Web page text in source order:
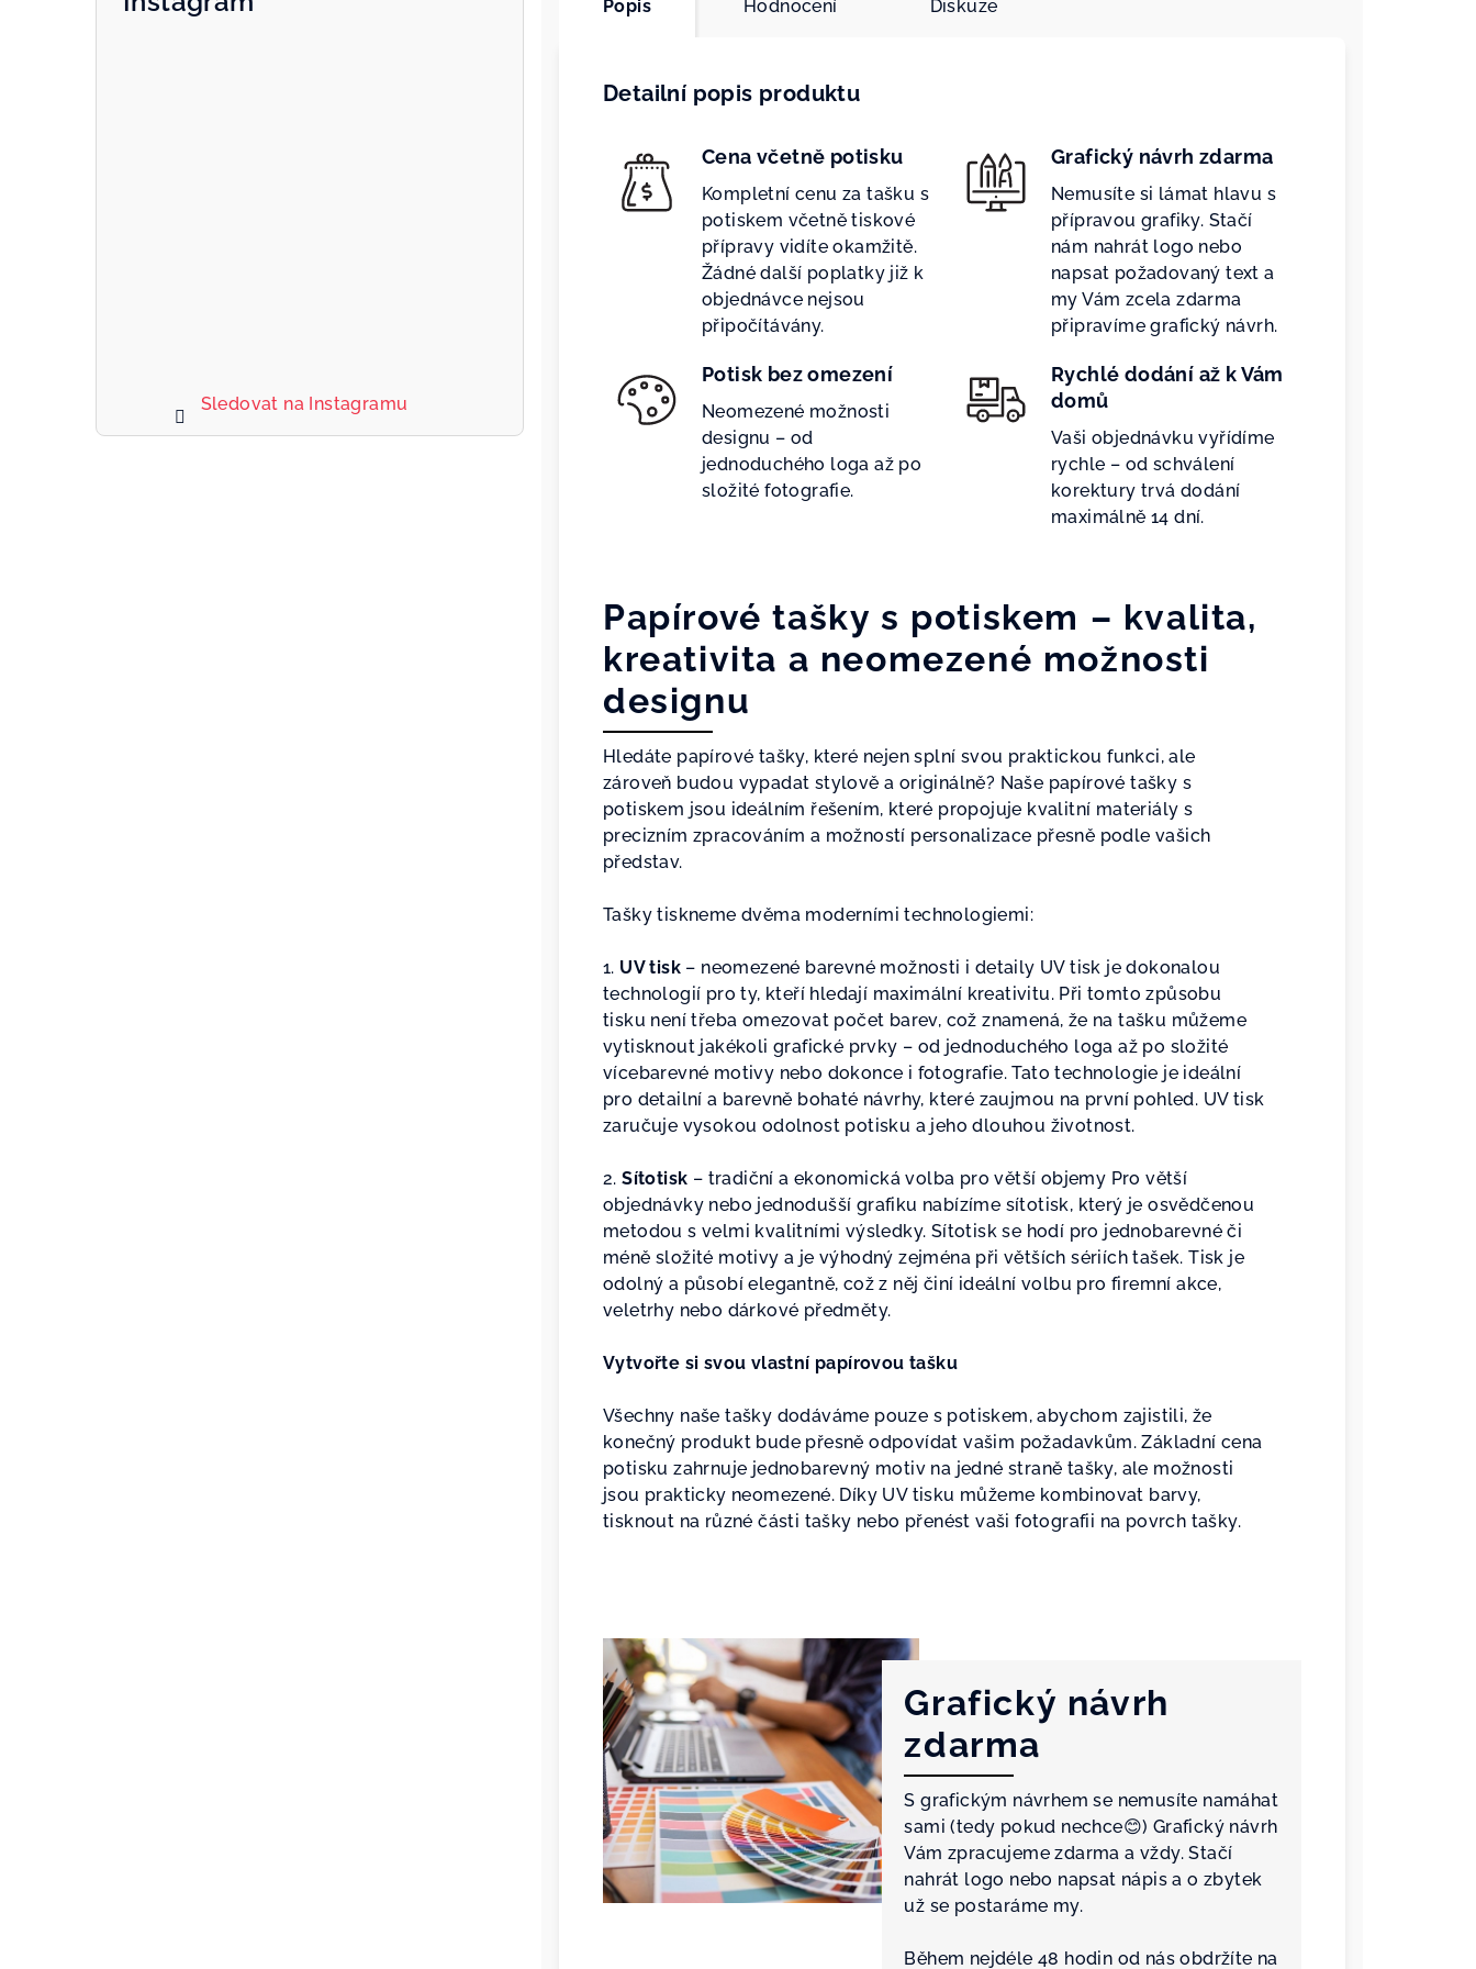
Sledovat na Instagramu
Popis Hodnocení Diskuze
Detailní popis produktu
Cena včetně potisku
Kompletní cenu za tašku s
potiskem včetně tiskové
přípravy vidíte okamžitě.
Žádné další poplatky již k
objednávce nejsou
připočítávány.
Grafický návrh zdarma
Nemusíte si lámat hlavu s
přípravou grafiky. Stačí
nám nahrát logo nebo
napsat požadovaný text a
my Vám zcela zdarma
připravíme grafický návrh.
Potisk bez omezení
Neomezené možnosti
designu – od
jednoduchého loga až po
složité fotografie.
Rychlé dodání až k Vám
domů
Vaši objednávku vyřídíme
rychle – od schválení
korektury trvá dodání
maximálně 14 dní.
Papírové tašky s potiskem – kvalita,
kreativita a neomezené možnosti
designu
Hledáte papírové tašky, které nejen splní svou praktickou funkci, ale
zároveň budou vypadat stylově a originálně? Naše papírové tašky s
potiskem jsou ideálním řešením, které propojuje kvalitní materiály s
precizním zpracováním a možností personalizace přesně podle vašich
představ.
Tašky tiskneme dvěma moderními technologiemi:
1. UV tisk – neomezené barevné možnosti i detaily UV tisk je dokonalou
technologií pro ty, kteří hledají maximální kreativitu. Při tomto způsobu
tisku není třeba omezovat počet barev, což znamená, že na tašku můžeme
vytisknout jakékoli grafické prvky – od jednoduchého loga až po složité
vícebarevné motivy nebo dokonce i fotografie. Tato technologie je ideální
pro detailní a barevně bohaté návrhy, které zaujmou na první pohled. UV tisk
zaručuje vysokou odolnost potisku a jeho dlouhou životnost.
2.Sítotisk – tradiční a ekonomická volba pro větší objemy Pro větší
objednávky nebo jednodušší grafiku nabízíme sítotisk, který je osvědčenou
metodou s velmi kvalitními výsledky. Sítotisk se hodí pro jednobarevné či
méně složité motivy a je výhodný zejména při větších sériích tašek. Tisk je
odolný a působí elegantně, což z něj činí ideální volbu pro firemní akce,
veletrhy nebo dárkové předměty.
Vytvořte si svou vlastní papírovou tašku
Všechny naše tašky dodáváme pouze s potiskem, abychom zajistili, že
konečný produkt bude přesně odpovídat vašim požadavkům. Základní cena
potisku zahrnuje jednobarevný motiv na jedné straně tašky, ale možnosti
jsou prakticky neomezené. Díky UV tisku můžeme kombinovat barvy,
tisknout na různé části tašky nebo přenést vaši fotografii na povrch tašky.
Grafický návrh
zdarma
S grafickým návrhem se nemusíte namáhat
sami (tedy pokud nechce😊) Grafický návrh
Vám zpracujeme zdarma a vždy. Stačí
nahrát logo nebo napsat nápis a o zbytek
už se postaráme my.
Během nejdéle 48 hodin od nás obdržíte na